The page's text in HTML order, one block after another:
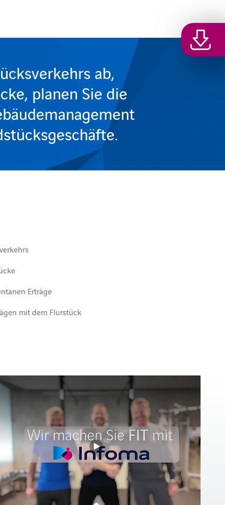
ab,
planen Sie die
Erträge
mit dem Flurstück